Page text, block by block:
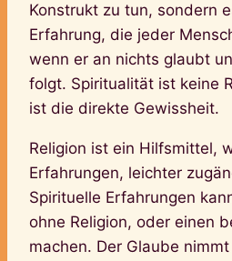
Konstrukt zu tun, sondern
Erfahrung, die jeder
wenn er an nichts glaubt
folgt. Spiritualität ist keine
ist die direkte Gewissheit.
Religion ist ein Hilfsmittel,
Erfahrungen, leichter
Spirituelle Erfahrungen
ohne Religion, oder einen
machen. Der Glaube